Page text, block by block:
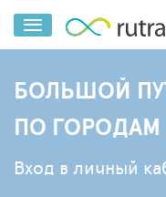
БОЛЬШОЙ
ПО
Вход в личный